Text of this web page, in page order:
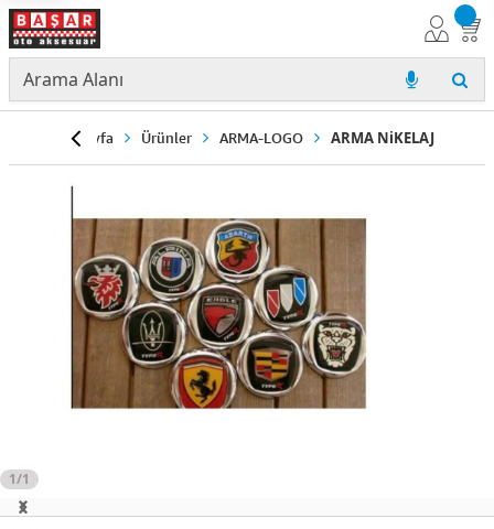
Anasayfa Ürünler ARMA-LOGO ARMA NiKELAJ
1/1